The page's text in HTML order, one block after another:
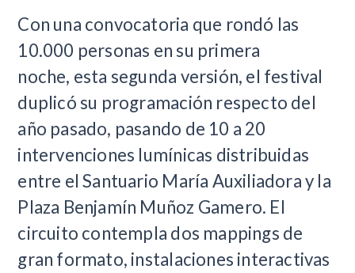
Con una convocatoria que rondó las
10.000 personas en su primera
noche, esta segunda versión, el festival
duplicó su programación respecto del
año pasado, pasando de 10 a 20
intervenciones lumínicas distribuidas
entre el Santuario María Auxiliadora y la
Plaza Benjamín Muñoz Gamero. El
circuito contempla dos mappings de
gran formato, instalaciones interactivas